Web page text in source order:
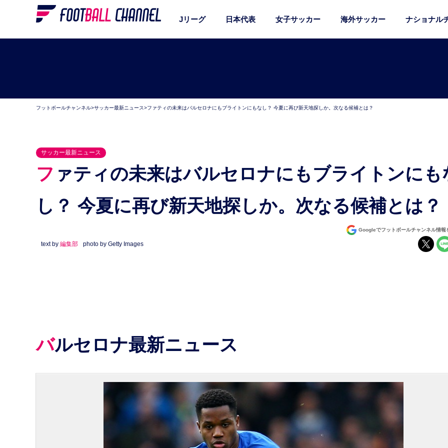
Jリーグ 日本代表 女子サッカー 海外サッカー ナショナル
フットボールチャンネル>サッカー最新ニュース>ファティの未来はバルセロナにもブライトンにもなし？ 今夏に再び新天地探しか。次なる候補とは？
サッカー最新ニュース
ファティの未来はバルセロナにもブライトンにもな
し？ 今夏に再び新天地探しか。次なる候補とは？
Googleでフットボールチャンネル情報
text by 編集部 photo by Getty Images
バルセロナ最新ニュース